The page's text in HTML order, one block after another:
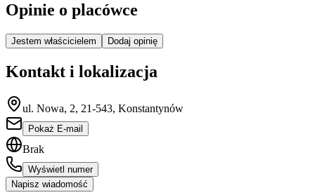
Opinie o placówce
Jestem właścicielem Dodaj opinię
Kontakt i lokalizacja
ul. Nowa, 2, 21-543, Konstantynów
Pokaż E-mail
Brak
Wyświetl numer
Napisz wiadomość